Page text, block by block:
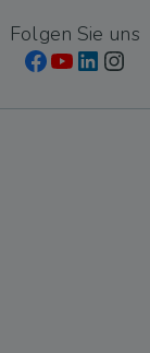
Folgen Sie uns